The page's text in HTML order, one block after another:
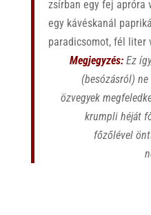
zsírban egy fej apróra
egy kávéskanál
paradicsomot, fél liter
Megjegyzés: Ez
(besózásról)
özvegyek
krumpli héját
főzőlével